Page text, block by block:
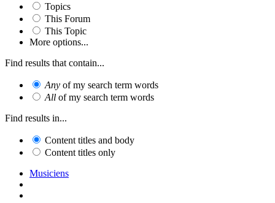
Topics
This Forum
This Topic
More options...
Find results that contain...
Any of my search term words
All of my search term words
Find results in...
Content titles and body
Content titles only
Musiciens